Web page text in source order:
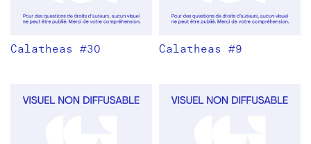
Calatheas #30 Calatheas #9